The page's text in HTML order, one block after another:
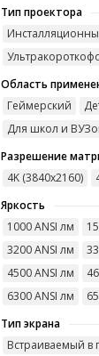
Тип проектора
Область
Геймерский
Для школ и
Разрешение
4K (3840x2160)
Яркость
1000 ANSI лм
3200 ANSI лм
4500 ANSI лм
6300 ANSI лм
Тип экрана
Встраиваемый в